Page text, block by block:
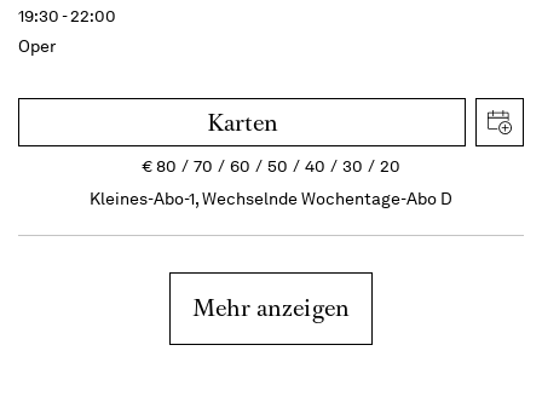
19:30 - 22:00
Oper
Karten
€80 70 60 50 40 30
20
Kleines-Abo-1, Wechselnde Wochentage-Abo D
Mehr anzeigen